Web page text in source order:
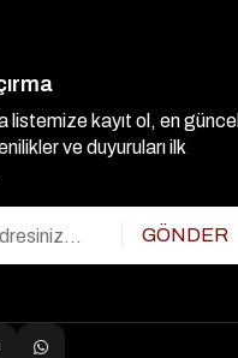
listemize kayıt ol, en güncel
ve duyuruları ilk
GÖNDER